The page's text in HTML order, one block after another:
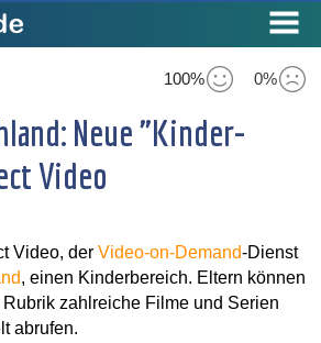
100% 0%
Neue "Kinder-
Video
Video, der Video-on-Demand-Dienst
, einen Kinderbereich. Eltern können
zahlreiche Filme und Serien
abrufen.